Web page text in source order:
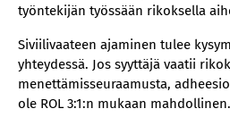
työntekijän työssään rikoksella
Siviilivaateen ajaminen tulee
yhteydessä. Jos syyttäjä vaatii
menettämisseuraamusta,
ole ROL 3:1:n mukaan mahdollinen.